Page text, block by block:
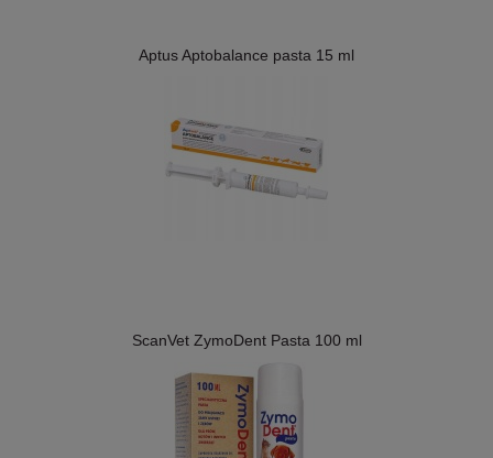
Aptus Aptobalance pasta 15 ml
ScanVet ZymoDent Pasta 100 ml